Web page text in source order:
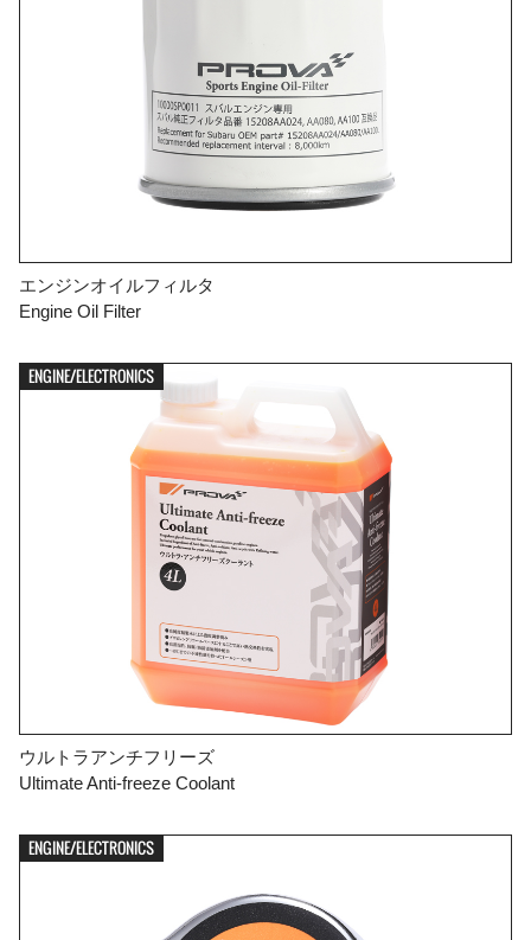
エンジンオイルフィルタ
Engine Oil Filter
ENGINE/ELECTRONICS
ウルトラアンチフリーズ
Ultimate Anti-freeze Coolant
ENGINE/ELECTRONICS